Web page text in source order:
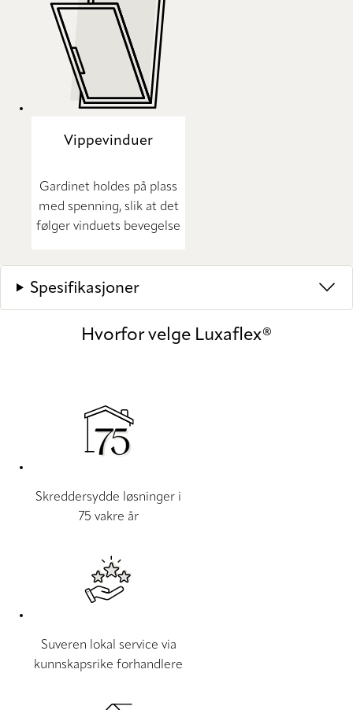
Vippevinduer
Gardinet holdes på plass
med spenning, slik at det
følger vinduets bevegelse
Spesifikasjoner
Hvorfor velge Luxaflex®
Skreddersydde løsninger i
75 vakre år
Suveren lokal service via
kunnskapsrike forhandlere